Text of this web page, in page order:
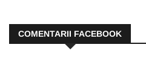
COMENTARII FACEBOOK